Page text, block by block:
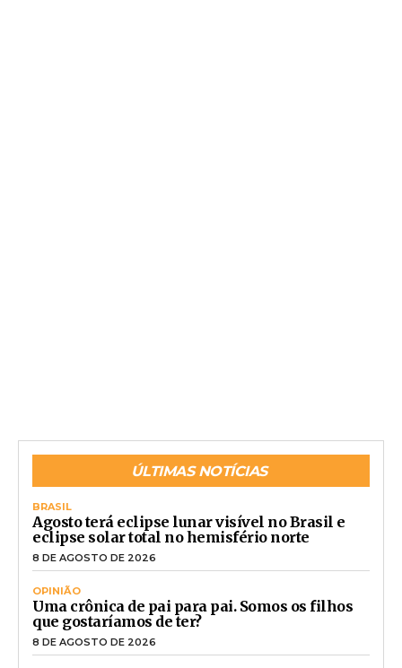
ÚLTIMAS NOTÍCIAS
BRASIL
Agosto terá eclipse lunar visível no Brasil e
eclipse solar total no hemisfério norte
8 DE AGOSTO DE 2026
OPINIÃO
Uma crônica de pai para pai. Somos os filhos
que gostaríamos de ter?
8 DE AGOSTO DE 2026